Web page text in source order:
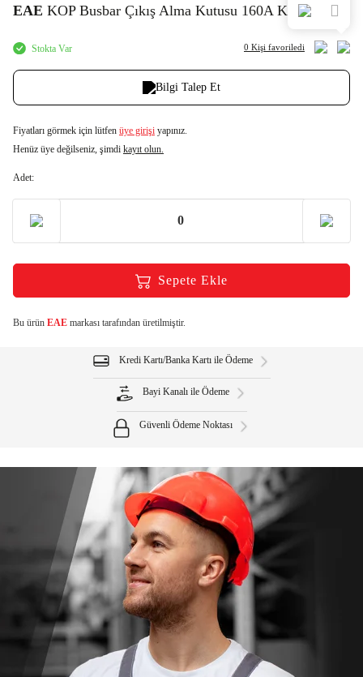
EAE KOP Busbar Çıkış Alma Kutusu 160A KYA lı
Stokta Var 0 Kişi favoriledi
Bilgi Talep Et
Fiyatları görmek için lütfen üye girişi yapınız.
Henüz üye değilseniz, şimdi kayıt olun.
Adet:
Sepete Ekle
Bu ürün EAE markası tarafından üretilmiştir.
Kredi Kartı/Banka Kartı ile Ödeme
Bayi Kanalı ile Ödeme
Güvenli Ödeme Noktası